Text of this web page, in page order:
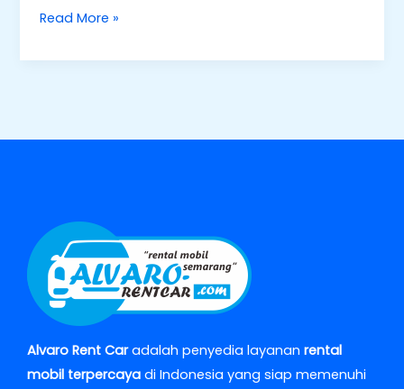
Read More »
Alvaro Rent Caradalah penyedia layanan rental
mobil terpercaya di Indonesia yang siap memenuhi